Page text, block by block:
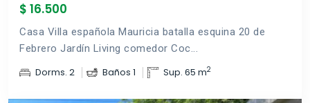
$ 16.500
Casa Villa española Mauricia batalla esquina 20 de
Febrero Jardín Living comedor Coc...
Dorms. 2 Baños 1 Sup. 65 m2